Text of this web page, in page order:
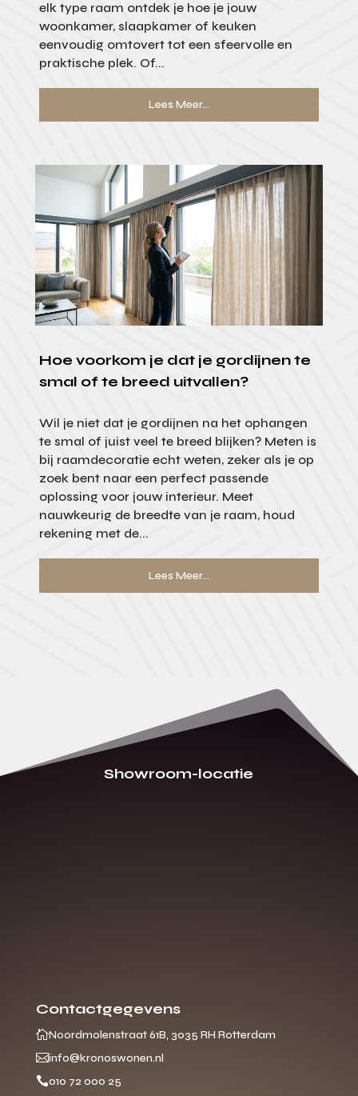
elk type raam ontdek je hoe je jouw
woonkamer, slaapkamer of keuken
eenvoudig omtovert tot een sfeervolle en
praktische plek. Of...
Lees Meer...
Hoe voorkom je dat je gordijnen te
smal of te breed uitvallen?
Wil je niet dat je gordijnen na het ophangen
te smal of juist veel te breed blijken? Meten is
bij raamdecoratie echt weten, zeker als je op
zoek bent naar een perfect passende
oplossing voor jouw interieur. Meet
nauwkeurig de breedte van je raam, houd
rekening met de...
Lees Meer...
Showroom-locatie
Contactgegevens
Noordmolenstraat 61B, 3035 RH Rotterdam
info@kronoswonen.nl
010 72 000 25